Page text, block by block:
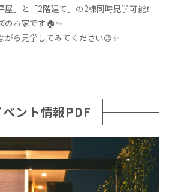
」と「2階建て」の2棟同時見学可能❗
のお家です🏠✨
がら見学してみてください😉✨
ベント情報PDF